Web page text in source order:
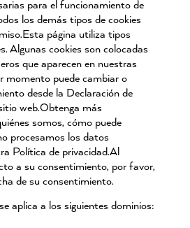
para el funcionamiento de
los demás tipos de cookies
Esta página utiliza tipos
Algunas cookies son colocadas
que aparecen en nuestras
momento puede cambiar o
desde la Declaración de
web.Obtenga más
somos, cómo puede
procesamos los datos
Política de privacidad.Al
a su consentimiento, por favor,
de su consentimiento.
aplica a los siguientes dominios: